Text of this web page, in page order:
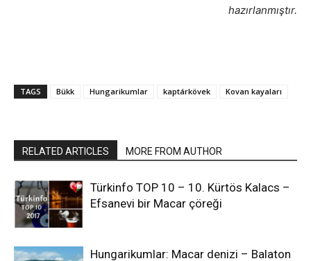
hazırlanmıştır.
TAGS Bükk Hungarikumlar kaptárkövek Kovan kayaları
RELATED ARTICLES MORE FROM AUTHOR
Türkinfo TOP 10 – 10. Kürtös Kalacs –
Efsanevi bir Macar çöreği
Hungarikumlar: Macar denizi – Balaton